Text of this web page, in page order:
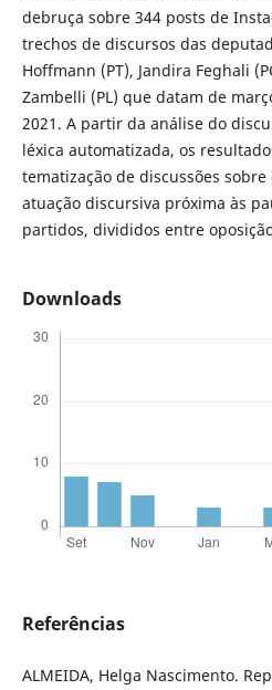
debruça sobre 344 posts de
trechos de discursos das
Hoffmann (PT), Jandira Feghali
Zambelli (PL) que datam de
2021. A partir da análise do
léxica automatizada, os
tematização de discussões
atuação discursiva próxima às
partidos, divididos entre
Downloads
Referências
ALMEIDA, Helga Nascimento.